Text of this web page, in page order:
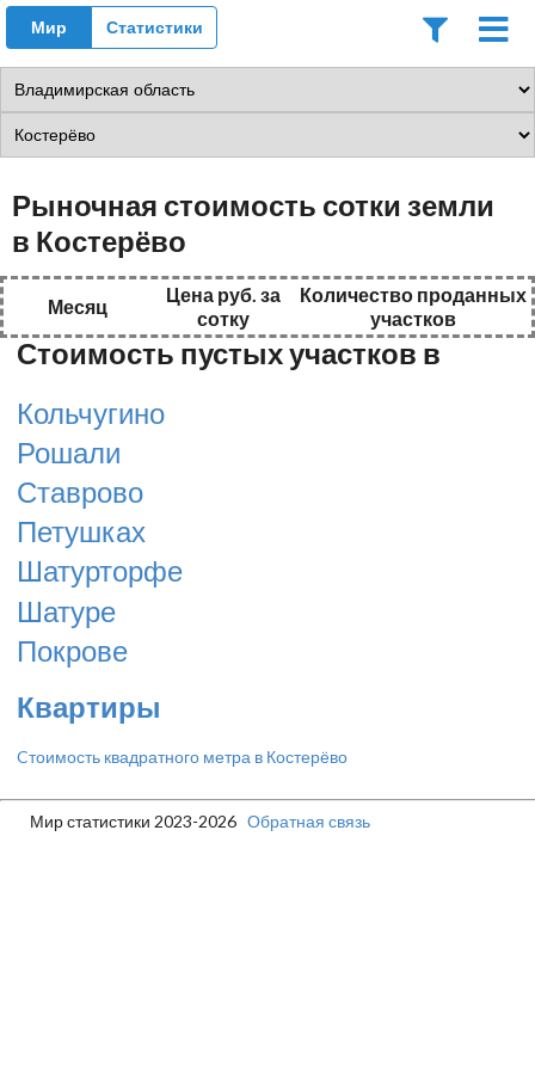
Мир Статистики
Рыночная стоимость сотки земли
в Костерёво
Месяц
Цена руб. за
сотку
Количество проданных
участков
Стоимость пустых участков в
Кольчугино
Рошали
Ставрово
Петушках
Шатурторфе
Шатуре
Покрове
Квартиры
Cтоимость квадратного метра в Костерёво
Мир статистики 2023-2026 Обратная связь